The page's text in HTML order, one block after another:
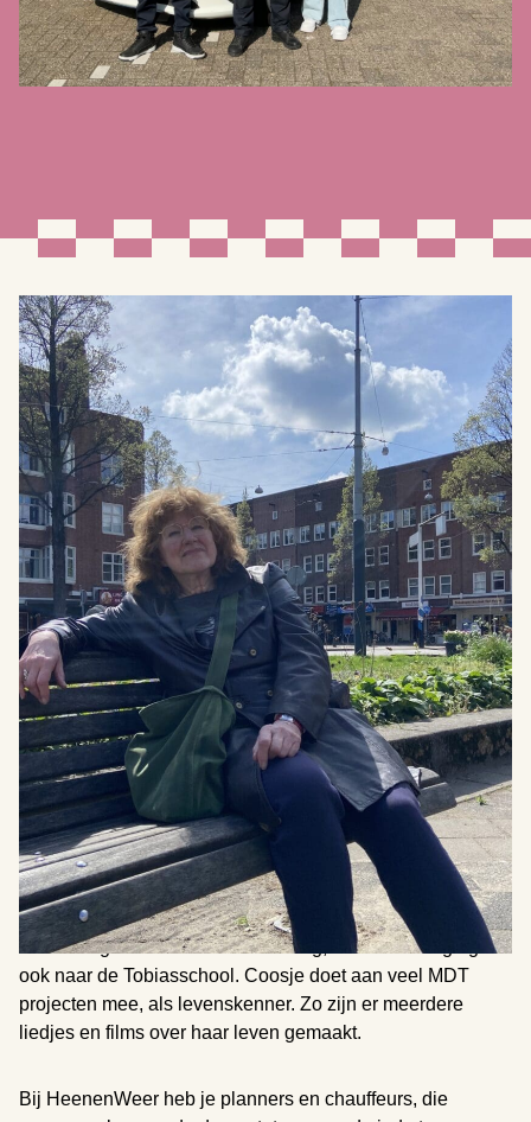
Coosje rijdt HeenenWeer
Dit is Coosje, als ze aan komt lopen zie je al dat ze
iemand is met een groot aura. Ze heeft een verhaal te
vertellen. Op de dinsdagmiddag is ze vrijwilliger voor
HeenenWeer. Dan rijdt ze de ouderen uit zuid naar hun
afspraken. Dat doet ze omdat ze gelooft in verbinding, in
elkaar helpen en tegen eenzaamheid. En omdat ze hoopt
dat als zij het nodig heeft iemand anders dat dan ook voor
haar zou doen. Ze krijgt er momenteel veel dankbaarheid
voor terug én een hoop fans, mensen worden blij als ze
zien dat zij ze komt ophalen.
Inmiddels is ze 76 en heeft ze een heel leven achter zich.
Naar eigen zeggen is ze veel. Ze maakte theater, ze zingt,
ze heeft gedanst en werkte met peuters en kleuters. Nu
geeft ze ook Nederlandse les aan bijvoorbeeld
vluchtelingen. Ze heeft een tweeling, haar dochter ging
ook naar de Tobiasschool. Coosje doet aan veel MDT
projecten mee, als levenskenner. Zo zijn er meerdere
liedjes en films over haar leven gemaakt.
Bij HeenenWeer heb je planners en chauffeurs, die